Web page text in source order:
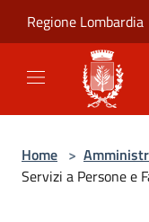
Regione Lombardia
Home >
Servizi a Persone e